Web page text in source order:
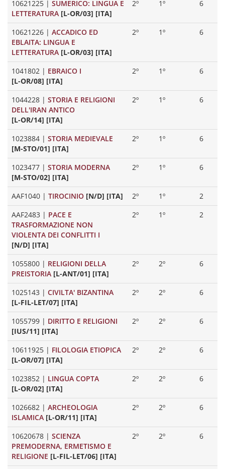
10621225 | SUMERICO: LINGUA E
LETTERATURA [L-OR/03] [ITA]
2º 1º 6
10621226 | ACCADICO ED
EBLAITA: LINGUA E
LETTERATURA [L-OR/03] [ITA]
2º 1º 6
1041802 | EBRAICO I
[L-OR/08] [ITA]
2º 1º 6
1044228 | STORIA E RELIGIONI
DELL'IRAN ANTICO
[L-OR/14] [ITA]
2º 1º 6
1023884 | STORIA MEDIEVALE
[M-STO/01] [ITA]
2º 1º 6
1023477 | STORIA MODERNA
[M-STO/02] [ITA]
2º 1º 6
AAF1040 | TIROCINIO [N/D] [ITA] 2º 1º
2
AAF2483 | PACE E
TRASFORMAZIONE NON
VIOLENTA DEI CONFLITTI I
[N/D] [ITA]
2º 1º 2
1055800 | RELIGIONI DELLA
PREISTORIA [L-ANT/01] [ITA]
2º 2º 6
1025143 | CIVILTA' BIZANTINA
[L-FIL-LET/07] [ITA]
2º 2º 6
1055799 | DIRITTO E RELIGIONI
[IUS/11] [ITA]
2º 2º 6
10611925 | FILOLOGIA ETIOPICA
[L-OR/07] [ITA]
2º 2º 6
1023852 | LINGUA COPTA
[L-OR/02] [ITA]
2º 2º 6
1026682 | ARCHEOLOGIA
ISLAMICA [L-OR/11] [ITA]
2º 2º 6
10620678 | SCIENZA
PREMODERNA, ERMETISMO E
RELIGIONE [L-FIL-LET/06] [ITA]
2º 2º 6